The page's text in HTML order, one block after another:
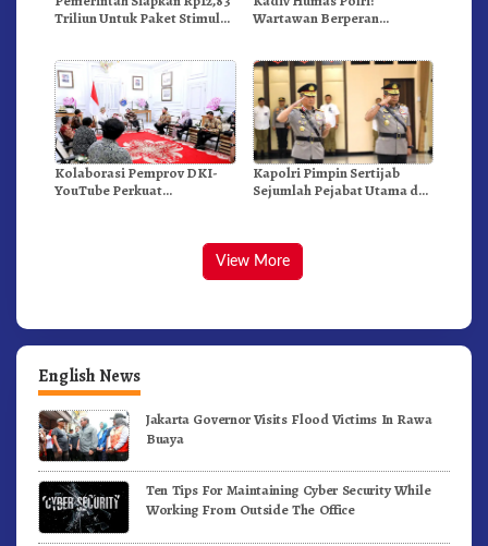
Triliun Untuk Paket Stimulus
Wartawan Berperan
dan NKRI
Kolaborasi Pemprov DKI-
YouTube Perkuat
Kapolri Pimpin Sertijab
Sejumlah Pejabat Utama dan
View More
English News
Jakarta Governor Visits Flood Victims In Rawa
Buaya
Ten Tips For Maintaining Cyber Security While
Working From Outside The Office